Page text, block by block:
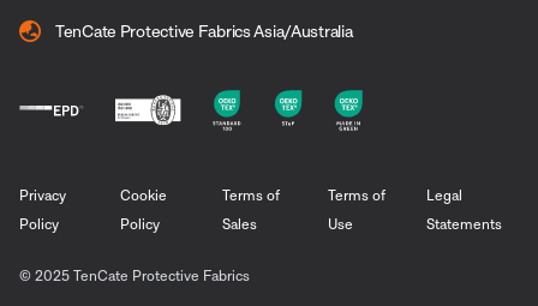
TenCate Protective Fabrics Asia/Australia
Privacy
Policy
Cookie
Policy
Terms of
Sales
Terms of
Use
Legal
Statements
© 2025 TenCate Protective Fabrics